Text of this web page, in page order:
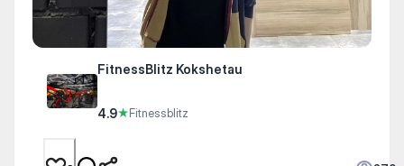
FitnessBlitz Kokshetau
4.9★Fitnessblitz